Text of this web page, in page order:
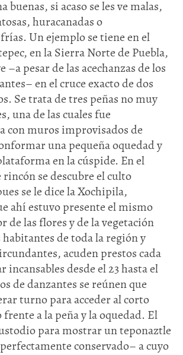
buenas, si acaso se les ve malas,
huracanadas o
Un ejemplo se tiene en el
en la Sierra Norte de Puebla,
–a pesar de las acechanzas de los
en el cruce exacto de dos
Se trata de tres peñas no muy
una de las cuales fue
con muros improvisados de
una pequeña oquedad y
en la cúspide. En el
se descubre el culto
se le dice la Xochipila,
ahí estuvo presente el mismo
de las flores y de la vegetación
de toda la región y
acuden prestos cada
incansables desde el 23 hasta el
de danzantes se reúnen que
turno para acceder al corto
a la peña y la oquedad. El
para mostrar un teponaztle
conservado– a cuyo